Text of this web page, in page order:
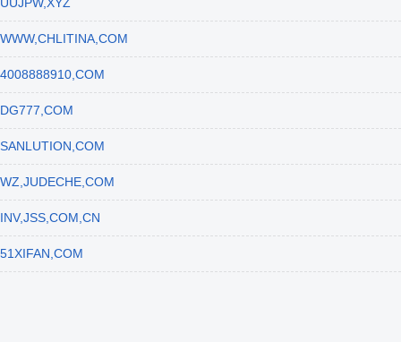
WWW,CHLITINA,COM
4008888910,COM
DG777,COM
SANLUTION,COM
WZ,JUDECHE,COM
INV,JSS,COM,CN
51XIFAN,COM